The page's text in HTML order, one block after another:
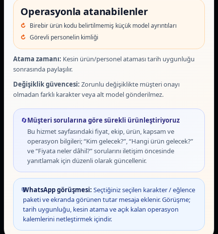
Operasyonla atanabilenler
Birebir ürün kodu belirtilmemiş küçük model ayrıntıları
Görevli personelin kimliği
Atama zamanı: Kesin ürün/personel ataması tarih uygunluğu
sonrasında paylaşılır.
Değişiklik güvencesi: Zorunlu değişiklikte müşteri onayı
olmadan farklı karakter veya alt model gönderilmez.
🔄Müşteri sorularına göre sürekli ürünleştiriyoruz
Bu hizmet sayfasındaki fiyat, ekip, ürün, kapsam ve
operasyon bilgileri; “Kim gelecek?”, “Hangi ürün gelecek?”
ve “Fiyata neler dâhil?” sorularını iletişim öncesinde
yanıtlamak için düzenli olarak güncellenir.
💬
WhatsApp görüşmesi: Seçtiğiniz seçilen karakter / eğlence
paketi ve ekranda görünen tutar mesaja eklenir. Görüşme;
tarih uygunluğu, kesin atama ve açık kalan operasyon
kalemlerini netleştirmek içindir.